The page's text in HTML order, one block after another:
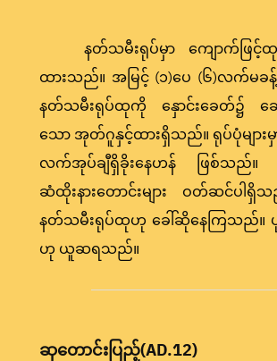
နတ်သမီးရုပ်မှာ ကျောက်ဖြင့်
ထားသည်။ အမြင့် (၁)ပေ (၆)လက်မခ
နတ်သမီးရုပ်ထုကို နှောင်းခေတ်၌ ဆ
သော အုတ်ဂူနှင့်ထားရှိသည်။ ရုပ်ပုံမျာ
လက်အုပ်ချီရှိခိုးနေဟန် ဖြစ်သည်။
ဆံထိုးနားတောင်းများ ဝတ်ဆင်ပါရှိ
နတ်သမီးရုပ်ထုဟု ခေါ်ဆိုနေကြသည်။
ဟု ယူဆရသည်။
ဆုတောင်းပြည့်(AD.12)